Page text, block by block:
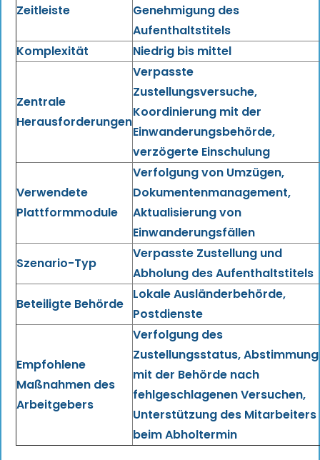
Zeitleiste
Genehmigung des
Aufenthaltstitels
Komplexität
Niedrig bis mittel
Zentrale
Herausforderungen
Verpasste
Zustellungsversuche,
Koordinierung mit der
Einwanderungsbehörde,
verzögerte Einschulung
Verwendete
Plattformmodule
Verfolgung von Umzügen,
Dokumentenmanagement,
Aktualisierung von
Einwanderungsfällen
Szenario-Typ
Verpasste Zustellung und
Abholung des Aufenthaltstitels
Beteiligte Behörde
Lokale Ausländerbehörde,
Postdienste
Empfohlene
Maßnahmen des
Arbeitgebers
Verfolgung des
Zustellungsstatus, Abstimmung
mit der Behörde nach
fehlgeschlagenen Versuchen,
Unterstützung des Mitarbeiters
beim Abholtermin